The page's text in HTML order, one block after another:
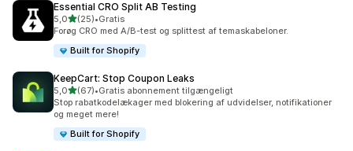
Essential CRO Split AB Testing
5,0ud af 5 stjerner
(25)
25 anmeldelser i alt
•Gratis
Forøg CRO med A/B-test og splittest af temaskabeloner.
Built for Shopify
KeepCart: Stop Coupon Leaks
5,0ud af 5 stjerner
(67)
67 anmeldelser i alt
•Gratis abonnement tilgængeligt
Stop rabatkodelækager med blokering af udvidelser, notifikationer
og meget mere!
Built for Shopify